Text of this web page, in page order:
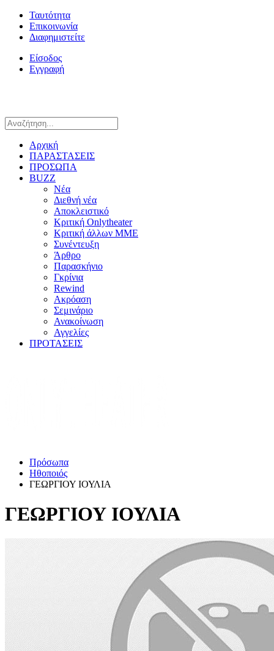
Ταυτότητα
Επικοινωνία
Διαφημιστείτε
Είσοδος
Εγγραφή
Αρχική
ΠΑΡΑΣΤΑΣΕΙΣ
ΠΡΟΣΩΠΑ
BUZZ
Νέα
Διεθνή νέα
Αποκλειστικό
Κριτική Onlytheater
Κριτική άλλων ΜΜΕ
Συνέντευξη
Άρθρο
Παρασκήνιο
Γκρίνια
Rewind
Ακρόαση
Σεμινάριο
Ανακοίνωση
Αγγελίες
ΠΡΟΤΑΣΕΙΣ
Πρόσωπα
Ηθοποιός
ΓΕΩΡΓΙΟΥ ΙΟΥΛΙΑ
ΓΕΩΡΓΙΟΥ ΙΟΥΛΙΑ